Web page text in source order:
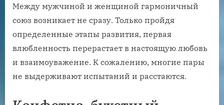
Между мужчиной и женщиной гармоничный
союз возникает не сразу. Только пройдя
определенные этапы развития, первая
влюбленность перерастает в настоящую любовь
и взаимоуважение. К сожалению, многие пары
не выдерживают испытаний и расстаются.